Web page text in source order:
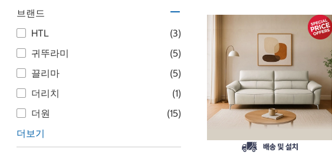
브랜드
HTL
(3)
귀뚜라미
(5)
끌리마
(5)
더리치
(1)
더원
(15)
더보기